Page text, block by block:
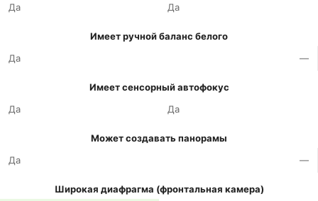
Да
Да
Имеет ручной баланс белого
Да
—
Имеет сенсорный автофокус
Да
Да
Может создавать панорамы
Да
—
Широкая диафрагма (фронтальная камера)